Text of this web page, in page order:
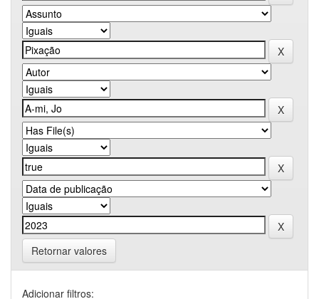
Retornar valores
Adicionar filtros: